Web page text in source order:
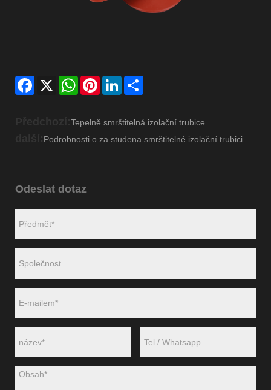
Facebook
X WhatsAppPinterestLinkedIn
Tepelně smrštitelná izolační trubice
Podrobnosti o za studena smrštitelné izolační trubici
Odeslat dotaz